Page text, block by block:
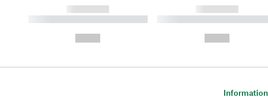
------------
----------- ----------- ----------
------------
----------- -----------